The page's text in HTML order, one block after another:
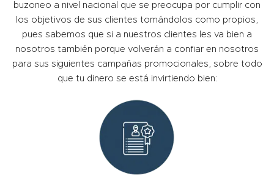
buzoneo a nivel nacional que se preocupa por cumplir con
los objetivos de sus clientes tomándolos como propios,
pues sabemos que si a nuestros clientes les va bien a
nosotros también porque volverán a confiar en nosotros
para sus siguientes campañas promocionales, sobre todo
que tu dinero se está invirtiendo bien: